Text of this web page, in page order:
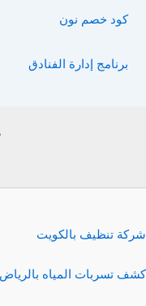
كود خصم نون
برنامج إدارة الفنادق
شركة تنظيف بالكويت
كشف تسربات المياه بالرياض